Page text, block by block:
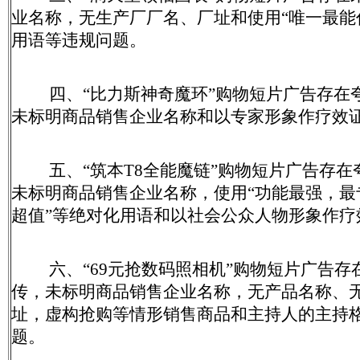
业名称，无生产厂厂名、厂址和使用“唯一最
用语等违规问题。
四、“比力斯神奇魔环”购物短片广告存在
未标明商品销售企业名称和以专家形象作疗效
五、“筑本T8全能魔链”购物短片广告存在
未标明商品销售企业名称，使用“功能最强，
超值”等绝对化用语和以社会公众人物形象作
六、“69元抢数码照相机”购物短片广告存
传，未标明商品销售企业名称，无产品名称、
址，虚构抢购等情形销售商品和主持人的主持
题。